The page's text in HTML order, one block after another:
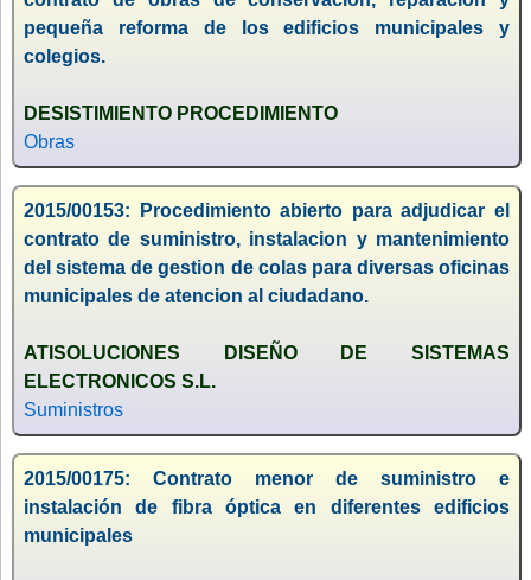
pequeña reforma de los edificios municipales y
colegios.
DESISTIMIENTO PROCEDIMIENTO
Obras
2015/00153: Procedimiento abierto para adjudicar el
contrato de suministro, instalacion y mantenimiento
del sistema de gestion de colas para diversas oficinas
municipales de atencion al ciudadano.
ATISOLUCIONES DISEÑO DE SISTEMAS
ELECTRONICOS S.L.
Suministros
2015/00175: Contrato menor de suministro e
instalación de fibra óptica en diferentes edificios
municipales